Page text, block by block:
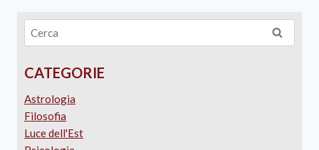
CATEGORIE
Astrologia
Filosofia
Luce dell'Est